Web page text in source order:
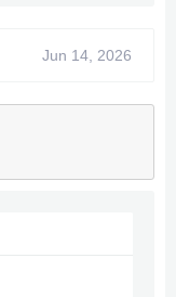
privada.
Jun 14, 2026